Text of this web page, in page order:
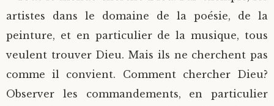
artistes dans le domaine de la poésie, de la
peinture, et en particulier de la musique, tous
veulent trouver Dieu. Mais ils ne cherchent pas
comme il convient. Comment chercher Dieu?
Observer les commandements, en particulier